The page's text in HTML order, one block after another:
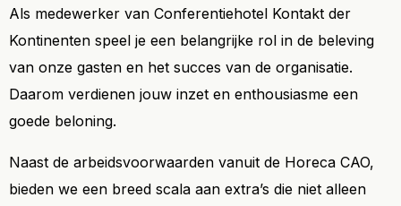
Als medewerker van Conferentiehotel Kontakt der
Kontinenten speel je een belangrijke rol in de beleving
van onze gasten en het succes van de organisatie.
Daarom verdienen jouw inzet en enthousiasme een
goede beloning.
Naast de arbeidsvoorwaarden vanuit de Horeca CAO,
bieden we een breed scala aan extra’s die niet alleen